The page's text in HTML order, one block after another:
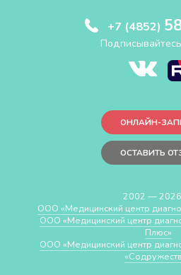
+7 (4852)
ОНЛАЙН-
ОСТАВИТЬ
2002 —
ООО «Медицинский центр
ООО «Медицинский центр
Плюс»
ООО «Медицинский центр